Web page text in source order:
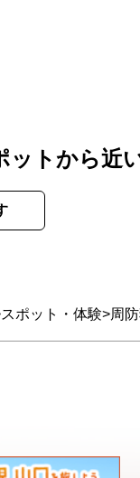
スポット・体験 周
ットから近